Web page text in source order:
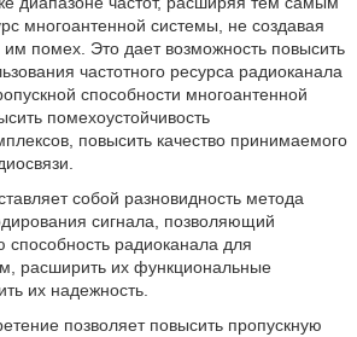
многоантенной системы, не создавая
им помех. Это дает возможность повысить
частотного ресурса радиоканала
способности многоантенной
помехоустойчивость
повысить качество принимаемого
собой разновидность метода
сигнала, позволяющий
способность радиоканала для
расширить их функциональные
их надежность.
позволяет повысить пропускную